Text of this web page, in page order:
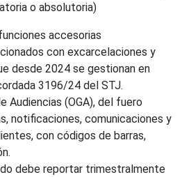
o absolutoria)
accesorias
con excarcelaciones y
desde 2024 se gestionan en
3196/24 del STJ.
Audiencias (OGA), del fuero
notificaciones, comunicaciones y
con códigos de barras,
debe reportar trimestralmente